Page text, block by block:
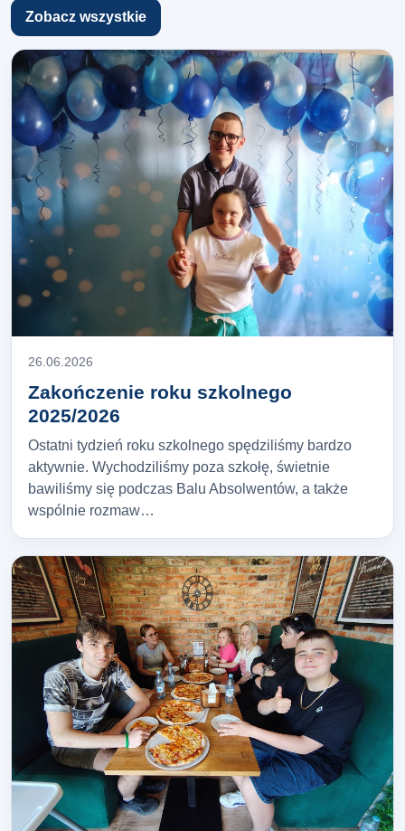
Zobacz wszystkie
26.06.2026
Zakończenie roku szkolnego
2025/2026
Ostatni tydzień roku szkolnego spędziliśmy bardzo
aktywnie. Wychodziliśmy poza szkołę, świetnie
bawiliśmy się podczas Balu Absolwentów, a także
wspólnie rozmaw…